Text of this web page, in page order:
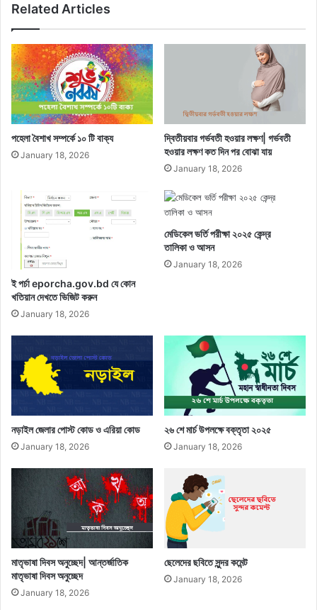
Related Articles
পহেলা বৈশাখ সম্পর্কে ১০ টি বাক্য
January 18, 2026
দ্বিতীয়বার গর্ভবতী হওয়ার লক্ষণ| গর্ভবতী
হওয়ার লক্ষণ কত দিন পর বোঝা যায়
January 18, 2026
ই পর্চা eporcha.gov.bd যে কোন
খতিয়ান দেখতে ভিজিট করুন
January 18, 2026
মেডিকেল ভর্তি পরীক্ষা ২০২৫ কেন্দ্র
তালিকা ও আসন
January 18, 2026
নড়াইল জেলার পোস্ট কোড ও এরিয়া কোড
January 18, 2026
২৬ শে মার্চ উপলক্ষে বক্তৃতা ২০২৫
January 18, 2026
মাতৃভাষা দিবস অনুচ্ছেদ| আন্তর্জাতিক
মাতৃভাষা দিবস অনুচ্ছেদ
January 18, 2026
ছেলেদের ছবিতে সুন্দর কমেন্ট
January 18, 2026